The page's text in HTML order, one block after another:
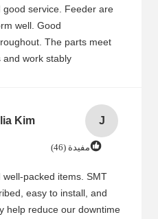
and will continue to
good service. Feeder are
well. Good
The parts meet
work stably.
J
Kim
مفيدة (46)
well-packed items. SMT
easy to install, and
help reduce our downtime